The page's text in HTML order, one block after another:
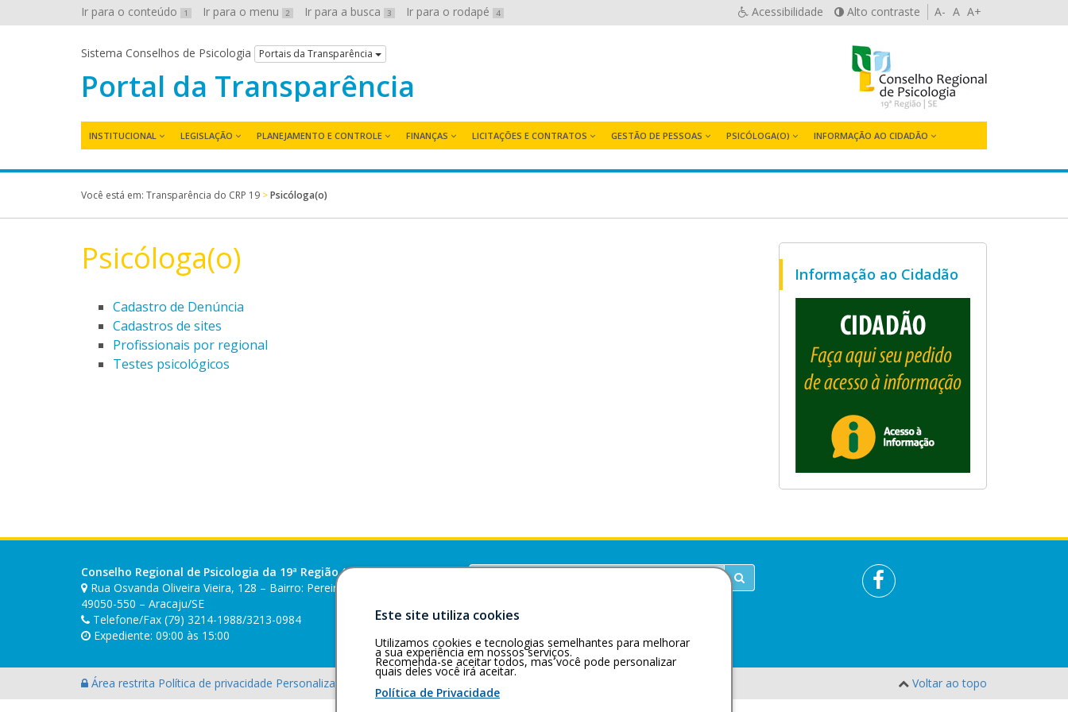
Ir para o conteúdo 1 Ir para o menu 2 Ir para a busca 3 Ir para o rodapé 4 Acessibilidade Alto contraste A- A A+
Sistema Conselhos de Psicologia Portais da Transparência
Portal da Transparência
INSTITUCIONAL LEGISLAÇÃO PLANEJAMENTO E CONTROLE FINANÇAS LICITAÇÕES E CONTRATOS GESTÃO DE PESSOAS PSICÓLOGA(O) INFORMAÇÃO AO CIDADÃO
Você está em: Transparência do CRP 19 >Psicóloga(o)
Psicóloga(o)
Cadastro de Denúncia
Cadastros de sites
Profissionais por regional
Testes psicológicos
Informação ao Cidadão
Conselho Regional de Psicologia da 19ª Região (SE)
Rua Osvanda Oliveira Vieira, 128 – Bairro: Pereira Lobo – CEP:
49050-550 – Aracaju/SE
Telefone/Fax (79) 3214-1988/3213-0984
Expediente: 09:00 às 15:00
Buscar
Área restrita Política de privacidade Personalização de cookies Voltar ao topo
Este site utiliza cookies
Utilizamos cookies e tecnologias semelhantes para melhorar
a sua experiência em nossos serviços.
Recomenda-se aceitar todos, mas você pode personalizar
quais deles você irá aceitar.
Política de Privacidade